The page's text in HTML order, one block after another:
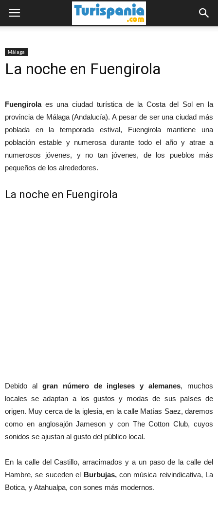
Málaga
La noche en Fuengirola
Fuengirolaes una ciudad turística de la Costa del Sol en la
provincia de Málaga (Andalucía). A pesar de ser una ciudad más
poblada en la temporada estival, Fuengirola mantiene una
población estable y numerosa durante todo el año y atrae a
numerosos jóvenes, y no tan jóvenes, de los pueblos más
pequeños de los alrededores.
La noche en Fuengirola
Debido al gran número de ingleses y alemanes, muchos
locales se adaptan a los gustos y modas de sus países de
origen. Muy cerca de la iglesia, en la calle Matías Saez, daremos
como en anglosajón Jameson y con The Cotton Club, cuyos
sonidos se ajustan al gusto del público local.
En la calle del Castillo, arracimados y a un paso de la calle del
Hambre, se suceden el Burbujas,con música reivindicativa, La
Botica, y Atahualpa, con sones más modernos.